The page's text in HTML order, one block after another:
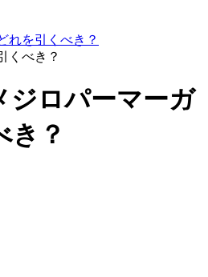
れを引くべき？
くべき？
ジロパーマーガ
き？